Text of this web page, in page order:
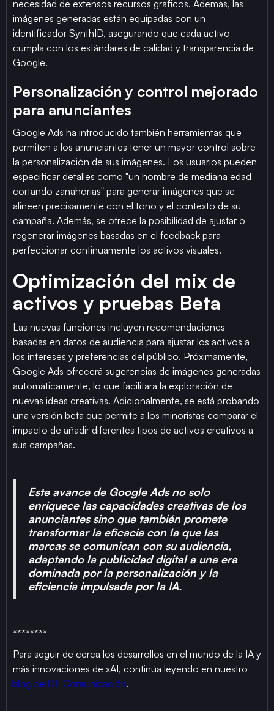
necesidad de extensos recursos gráficos. Además, las
imágenes generadas están equipadas con un
identificador SynthID, asegurando que cada activo
cumpla con los estándares de calidad y transparencia de
Google.
Personalización y control mejorado
para anunciantes
Google Ads ha introducido también herramientas que
permiten a los anunciantes tener un mayor control sobre
la personalización de sus imágenes. Los usuarios pueden
especificar detalles como "un hombre de mediana edad
cortando zanahorias" para generar imágenes que se
alineen precisamente con el tono y el contexto de su
campaña. Además, se ofrece la posibilidad de ajustar o
regenerar imágenes basadas en el feedback para
perfeccionar continuamente los activos visuales.
Optimización del mix de
activos y pruebas Beta
Las nuevas funciones incluyen recomendaciones
basadas en datos de audiencia para ajustar los activos a
los intereses y preferencias del público. Próximamente,
Google Ads ofrecerá sugerencias de imágenes generadas
automáticamente, lo que facilitará la exploración de
nuevas ideas creativas. Adicionalmente, se está probando
una versión beta que permite a los minoristas comparar el
impacto de añadir diferentes tipos de activos creativos a
sus campañas.
Este avance de Google Ads no solo
enriquece las capacidades creativas de los
anunciantes sino que también promete
transformar la eficacia con la que las
marcas se comunican con su audiencia,
adaptando la publicidad digital a una era
dominada por la personalización y la
eficiencia impulsada por la IA.
********
Para seguir de cerca los desarrollos en el mundo de la IA y
más innovaciones de xAI, continúa leyendo en nuestro
blog de DT Comunicación.